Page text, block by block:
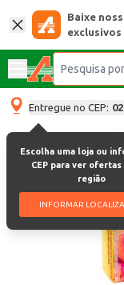
Baixe
exclusivos
Entregue no CEP:
Escolha uma loja ou
CEP para ver ofertas
região
INFORMAR